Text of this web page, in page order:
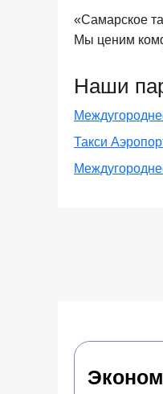
«Самарское
Мы ценим
Наши
Такси